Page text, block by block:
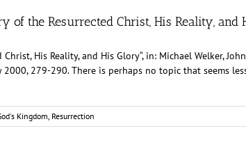
of the Resurrected Christ, His Reality, and
His Reality, and His Glory“, in: Michael Welker,
279-290. There is perhaps no topic that seems
Kingdom, Resurrection